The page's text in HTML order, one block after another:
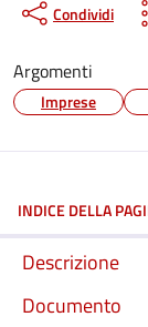
Condividi
Argomenti
Imprese
INDICE DELLA
Descrizione
Documento